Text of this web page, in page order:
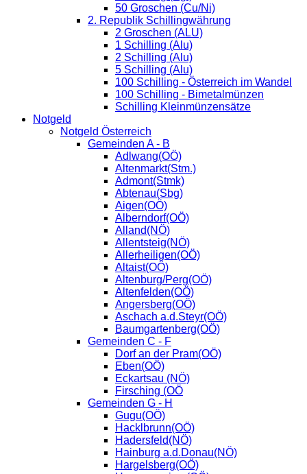
50 Groschen (Cu/Ni)
2. Republik Schillingwährung
2 Groschen (ALU)
1 Schilling (Alu)
2 Schilling (Alu)
5 Schilling (Alu)
100 Schilling - Österreich im Wandel
100 Schilling - Bimetalmünzen
Schilling Kleinmünzensätze
Notgeld
Notgeld Österreich
Gemeinden A - B
Adlwang(OÖ)
Altenmarkt(Stm.)
Admont(Stmk)
Abtenau(Sbg)
Aigen(OÖ)
Alberndorf(OÖ)
Alland(NÖ)
Allentsteig(NÖ)
Allerheiligen(OÖ)
Altaist(OÖ)
Altenburg/Perg(OÖ)
Altenfelden(OÖ)
Angersberg(OÖ)
Aschach a.d.Steyr(OÖ)
Baumgartenberg(OÖ)
Gemeinden C - F
Dorf an der Pram(OÖ)
Eben(OÖ)
Eckartsau (NÖ)
Firsching (OÖ
Gemeinden G - H
Gugu(OÖ)
Hacklbrunn(OÖ)
Hadersfeld(NÖ)
Hainburg a.d.Donau(NÖ)
Hargelsberg(OÖ)